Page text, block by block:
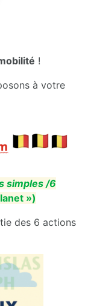
!
à votre
simples /6
»)
des 6 actions